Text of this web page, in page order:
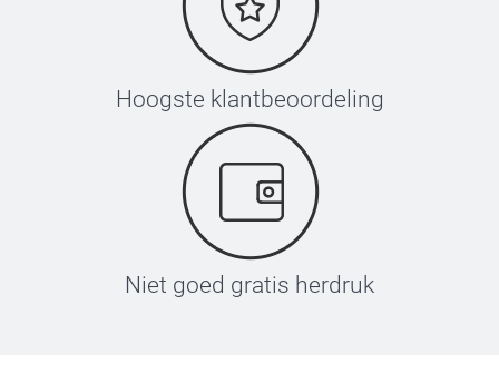
Hoogste klantbeoordeling
Niet goed gratis herdruk